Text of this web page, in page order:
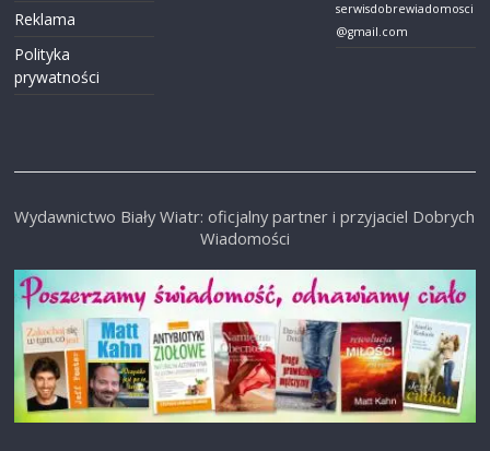
Reklama
Polityka
prywatności
serwisdobrewiadomosci
@gmail.com
Wydawnictwo Biały Wiatr: oficjalny partner i przyjaciel Dobrych
Wiadomości